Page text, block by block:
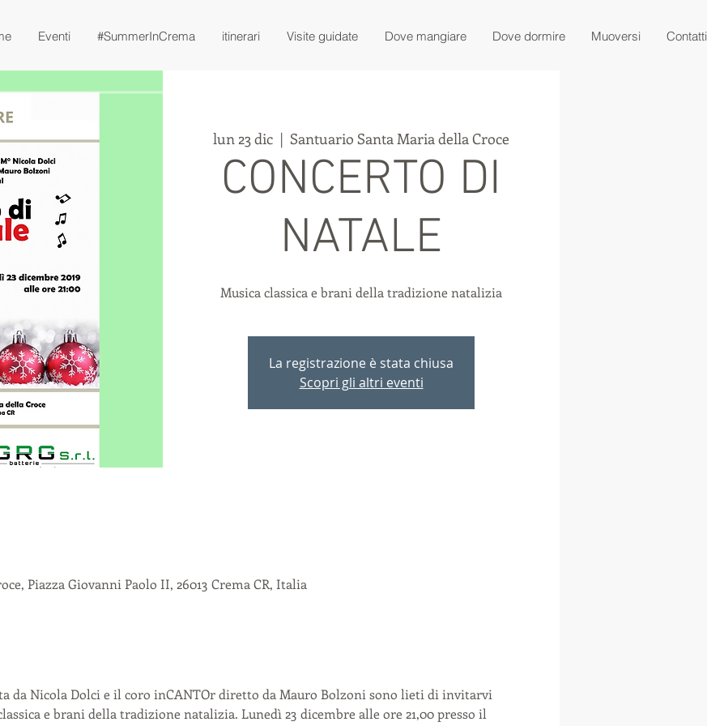
Eventi #SummerInCrema itinerari Visite guidate Dove mangiare Dove dormire Muoversi Contatti
lun 23 dic
  |
Santuario Santa Maria della Croce
CONCERTO DI
NATALE
Musica classica e brani della tradizione natalizia
La registrazione è stata chiusa
Scopri gli altri eventi
Piazza Giovanni Paolo II, 26013 Crema CR, Italia
da Nicola Dolci e il coro inCANTOr diretto da Mauro Bolzoni sono lieti di invitarvi
e brani della tradizione natalizia. Lunedì 23 dicembre alle ore 21,00 presso il